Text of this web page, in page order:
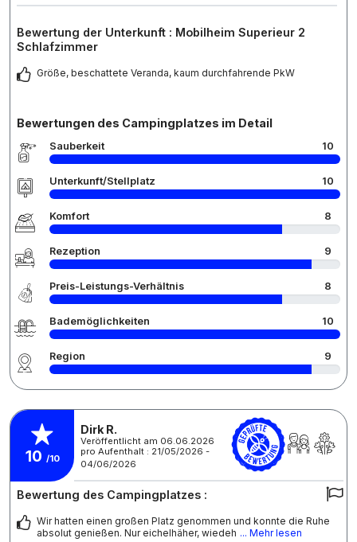
Bewertung der Unterkunft : Mobilheim Superieur 2
Schlafzimmer
Größe, beschattete Veranda, kaum durchfahrende PkW
Bewertungen des Campingplatzes im Detail
Sauberkeit 10
Unterkunft/Stellplatz 10
Komfort 8
Rezeption 9
Preis-Leistungs-Verhältnis 8
Bademöglichkeiten 10
Region 9
10 /10
Dirk R.
Veröffentlicht am 06.06.2026
pro Aufenthalt : 21/05/2026 -
04/06/2026
Bewertung des Campingplatzes :
Wir hatten einen großen Platz genommen und konnte die Ruhe
absolut genießen. Nur eichelhäher, wiedeh ... Mehr lesen